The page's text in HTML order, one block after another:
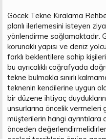
Göcek Tekne Kiralama
planlı ilerlemesini isteyen
yönlendirme sağlamaktadır.
korunaklı yapısı ve deniz
farklı beklentilere sahip
bu ayrıcalıklı coğrafyada
tekne bulmakla sınırlı
teknenin kendilerine uygun
bir düzene ihtiyaç
unsurlarına öncelik
müşterilerin hangi
önceden